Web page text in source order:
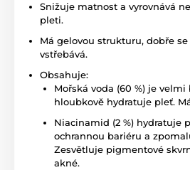
Snižuje matnost a vyrovnává
pleti.
Má gelovou strukturu, dobře
vstřebává.
Obsahuje:
Mořská voda (60 %) je
hloubkově hydratuje pleť.
Niacinamid (2 %) hydratuje
ochrannou bariéru a
Zesvětluje pigmentové
akné.